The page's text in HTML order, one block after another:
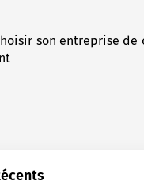
son entreprise de